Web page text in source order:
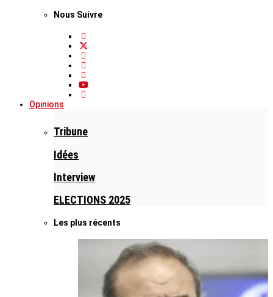
Nous Suivre
Opinions
Tribune
Idées
Interview
ELECTIONS 2025
Les plus récents